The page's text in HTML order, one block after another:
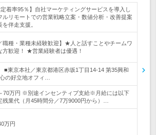
定着率95％】自社マーケティングサービスを導入し
ルリモートでの営業戦略立案・数値分析・改善提案
伴走支援。
職種・業種未経験歓迎】★人と話すことやチームワ
方歓迎！ ★営業経験者は優遇！
■東京本社／東京都港区赤坂1丁目14-14 第35興和
の好立地オフィ…
70万円 ※別途インセンティブ支給※月給には以下
残業代（月45時間分／7万9000円から）…
万円